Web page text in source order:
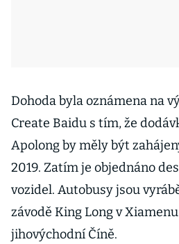
Dohoda byla oznámena na
Create Baidu s tím, že
Apolong by měly být
2019. Zatím je objednáno
vozidel. Autobusy jsou
závodě King Long v
jihovýchodní Číně.